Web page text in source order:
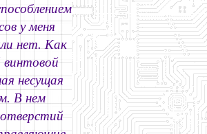
у меня
нет. Как
винтовой
несущая
В нем